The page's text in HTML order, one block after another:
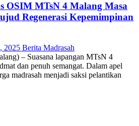
OSIM MTsN 4 Malang Masa
Regenerasi Kepemimpinan
2025 Berita Madrasah
– Suasana lapangan MTsN 4
dan penuh semangat. Dalam apel
madrasah menjadi saksi pelantikan